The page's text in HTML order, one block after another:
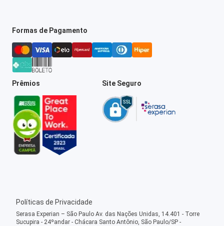
Formas de Pagamento
Prêmios Site Seguro
Políticas de Privacidade
Serasa Experian – São Paulo Av. das Nações Unidas, 14.401 - Torre
Sucupira - 24ºandar - Chácara Santo Antônio, São Paulo/SP -